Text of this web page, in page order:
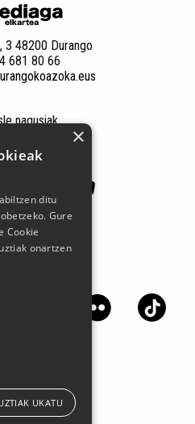
3 48200 Durango
681 80 66
nagusiak
sare sozialetan
×
ditu
Gure
Cookie
onartzen
UKATU